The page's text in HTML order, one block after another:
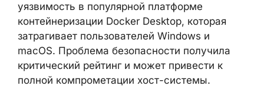
уязвимость в популярной платформе
контейнеризации Docker Desktop, которая
затрагивает пользователей Windows и
macOS. Проблема безопасности получила
критический рейтинг и может привести к
полной компрометации хост-системы.